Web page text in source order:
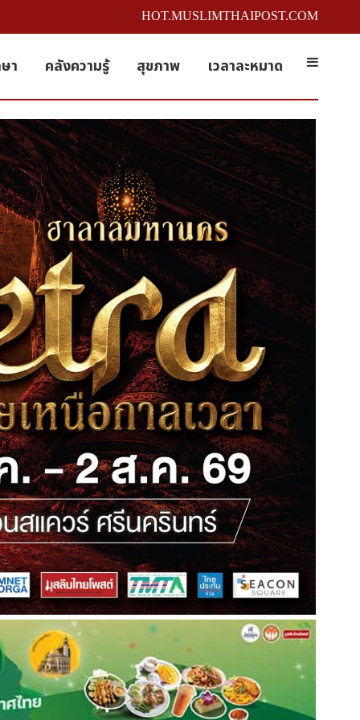
HOT.MUSLIMTHAIPOST.COM
า คลังความรู้ สุขภาพ เวลาละหมาด